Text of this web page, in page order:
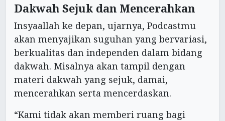
Dakwah Sejuk dan Mencerahkan
Insyaallah ke depan, ujarnya, Podcastmu
akan menyajikan suguhan yang bervariasi,
berkualitas dan independen dalam bidang
dakwah. Misalnya akan tampil dengan
materi dakwah yang sejuk, damai,
mencerahkan serta mencerdaskan.
“Kami tidak akan memberi ruang bagi